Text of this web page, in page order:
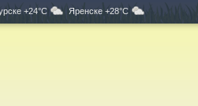
+24°C Яренске +28°C